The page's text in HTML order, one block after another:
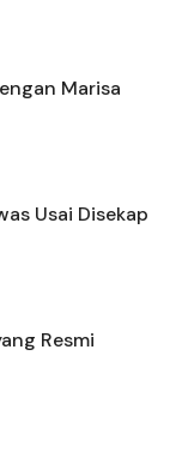
Marisa
Usai Disekap
Resmi